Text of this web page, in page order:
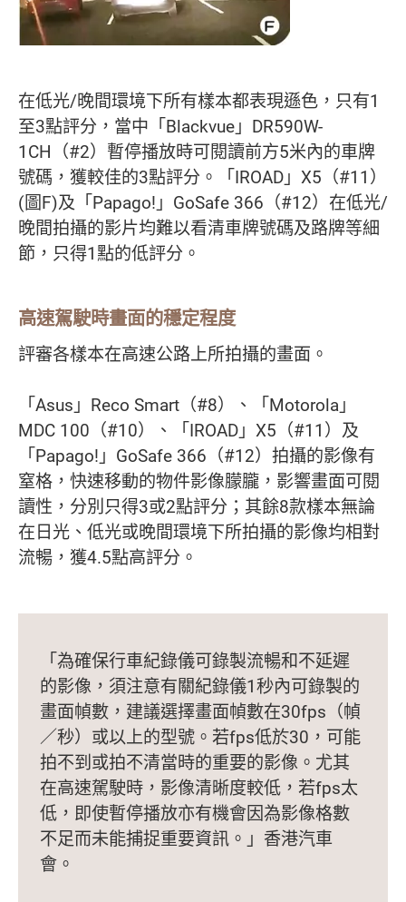
在低光/晚間環境下所有樣本都表現遜色，只有1
至3點評分，當中「Blackvue」DR590W-
1CH（#2）暫停播放時可閱讀前方5米內的車牌
號碼，獲較佳的3點評分。「IROAD」X5（#11）
(圖F)及「Papago!」GoSafe 366（#12）在低光/
晚間拍攝的影片均難以看清車牌號碼及路牌等細
節，只得1點的低評分。
高速駕駛時畫面的穩定程度
評審各樣本在高速公路上所拍攝的畫面。
「Asus」Reco Smart（#8）、「Motorola」
MDC 100（#10）、「IROAD」X5（#11）及
「Papago!」GoSafe 366（#12）拍攝的影像有
窒格，快速移動的物件影像朦朧，影響畫面可閱
讀性，分別只得3或2點評分；其餘8款樣本無論
在日光、低光或晚間環境下所拍攝的影像均相對
流暢，獲4.5點高評分。
「為確保行車紀錄儀可錄製流暢和不延遲
的影像，須注意有關紀錄儀1秒內可錄製的
畫面幀數，建議選擇畫面幀數在30fps（幀
／秒）或以上的型號。若fps低於30，可能
拍不到或拍不清當時的重要的影像。尤其
在高速駕駛時，影像清晰度較低，若fps太
低，即使暫停播放亦有機會因為影像格數
不足而未能捕捉重要資訊。」香港汽車
會。